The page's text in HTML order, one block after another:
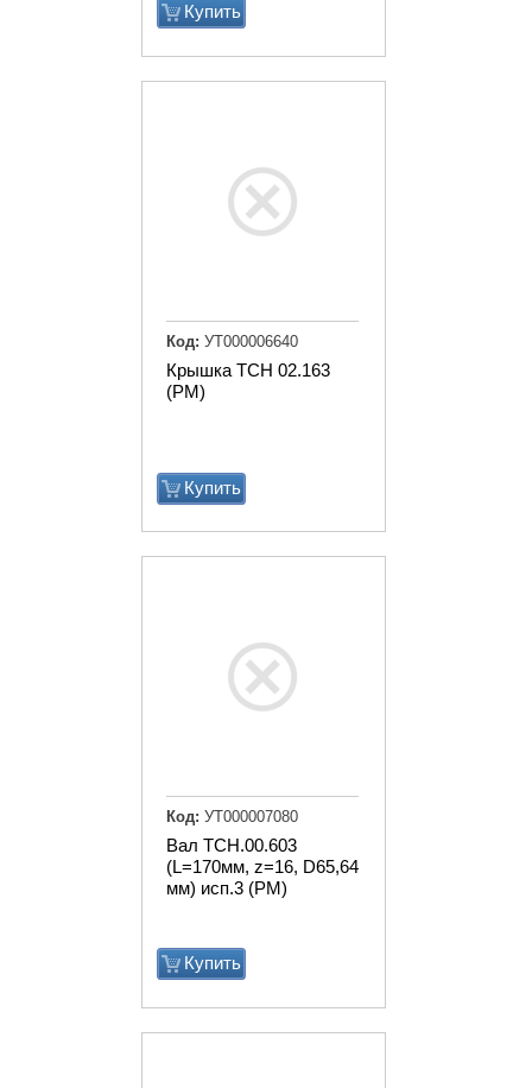
Купить
Крышка ТСН 02.163
(РМ)
Купить
Код: УТ000006640
Вал ТСН.00.603
(L=170мм, z=16, D65,64
мм) исп.3 (РМ)
Купить
Код: УТ000007080